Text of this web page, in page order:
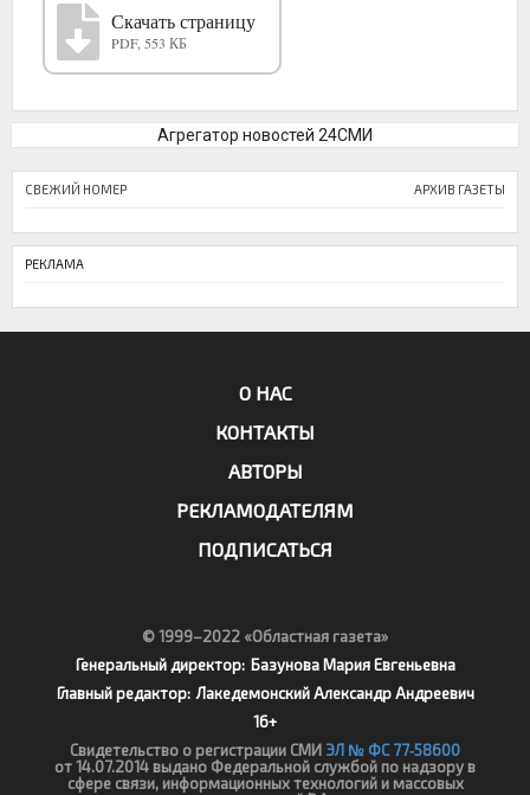
Скачать страницу
PDF, 553 КБ
Агрегатор новостей 24СМИ
СВЕЖИЙ НОМЕР АРХИВ ГАЗЕТЫ
РЕКЛАМА
О НАС
КОНТАКТЫ
АВТОРЫ
РЕКЛАМОДАТЕЛЯМ
ПОДПИСАТЬСЯ
© 1999–2022 «Областная газета»
Генеральный директор: Базунова Мария Евгеньевна
Главный редактор: Лакедемонский Александр Андреевич
16+
Свидетельство о регистрации СМИ ЭЛ № ФС 77‑58600
от 14.07.2014 выдано Федеральной службой по надзору в
сфере связи, информационных технологий и массовых